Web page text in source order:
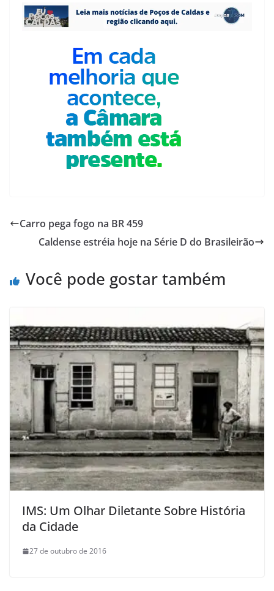
Carro pega fogo na BR 459
Caldense estréia hoje na Série D do Brasileirão
Você pode gostar também
IMS: Um Olhar Diletante Sobre História
da Cidade
27 de outubro de 2016